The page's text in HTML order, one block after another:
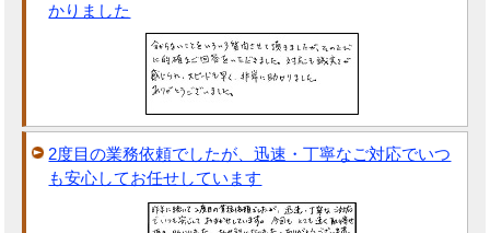
かりました
2度目の業務依頼でしたが、迅速・丁寧なご対応でいつ
も安心してお任せしています